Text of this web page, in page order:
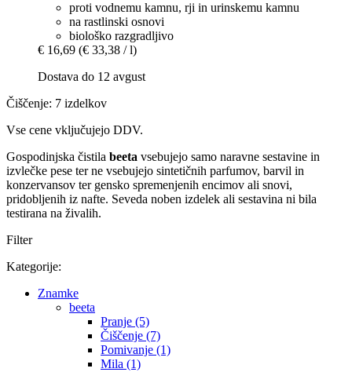
proti vodnemu kamnu, rji in urinskemu kamnu
na rastlinski osnovi
biološko razgradljivo
€ 16,69 (€ 33,38 / l)
Dostava do 12 avgust
Čiščenje: 7 izdelkov
Vse cene vključujejo DDV.
Gospodinjska čistila beeta vsebujejo samo naravne sestavine in
izvlečke pese ter ne vsebujejo sintetičnih parfumov, barvil in
konzervansov ter gensko spremenjenih encimov ali snovi,
pridobljenih iz nafte. Seveda noben izdelek ali sestavina ni bila
testirana na živalih.
Filter
Kategorije:
Znamke
beeta
Pranje (5)
Čiščenje (7)
Pomivanje (1)
Mila (1)